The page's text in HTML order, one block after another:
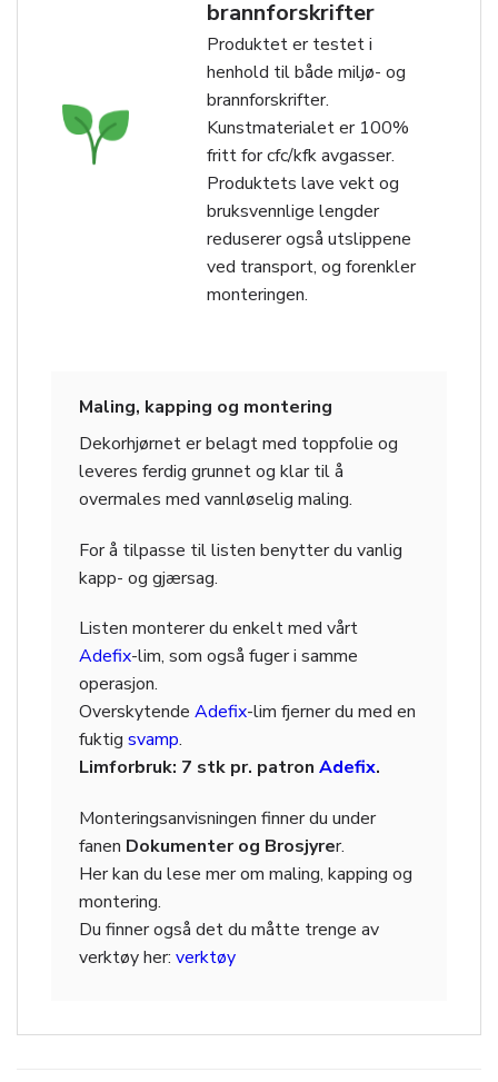
brannforskrifter
Produktet er testet i
henhold til både miljø- og
brannforskrifter.
Kunstmaterialet er 100%
fritt for cfc/kfk avgasser.
Produktets lave vekt og
bruksvennlige lengder
reduserer også utslippene
ved transport, og forenkler
monteringen.
Maling, kapping og montering
Dekorhjørnet er belagt med toppfolie og
leveres ferdig grunnet og klar til å
overmales med vannløselig maling.
For å tilpasse til listen benytter du vanlig
kapp- og gjærsag.
Listen monterer du enkelt med vårt
Adefix-lim, som også fuger i samme
operasjon.
Overskytende Adefix-lim fjerner du med en
fuktig svamp.
Limforbruk: 7 stk pr. patron Adefix.
Monteringsanvisningen finner du under
fanen Dokumenter og Brosjyrer.
Her kan du lese mer om maling, kapping og
montering.
Du finner også det du måtte trenge av
verktøy her: verktøy